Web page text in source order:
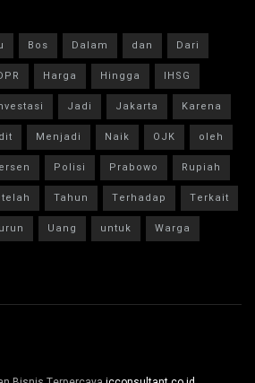
Bos Dalam dan
Dari
Harga Hingga
IHSG
Jadi Jakarta
Karena
Menjadi Naik OJK
oleh
Polisi Prabowo
Rupiah
Tahun Terhadap
Terkait
Uang untuk
Warga